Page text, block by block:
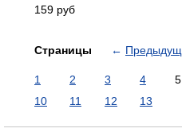
159 руб
Страницы ←
1 2 3 4 5
10
11 12 13